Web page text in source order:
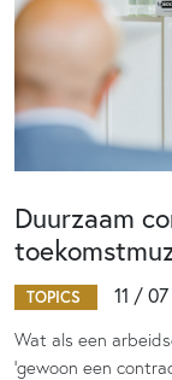
Duurzaam
TOPICS 11 /
Wat als een
‘gewoon een